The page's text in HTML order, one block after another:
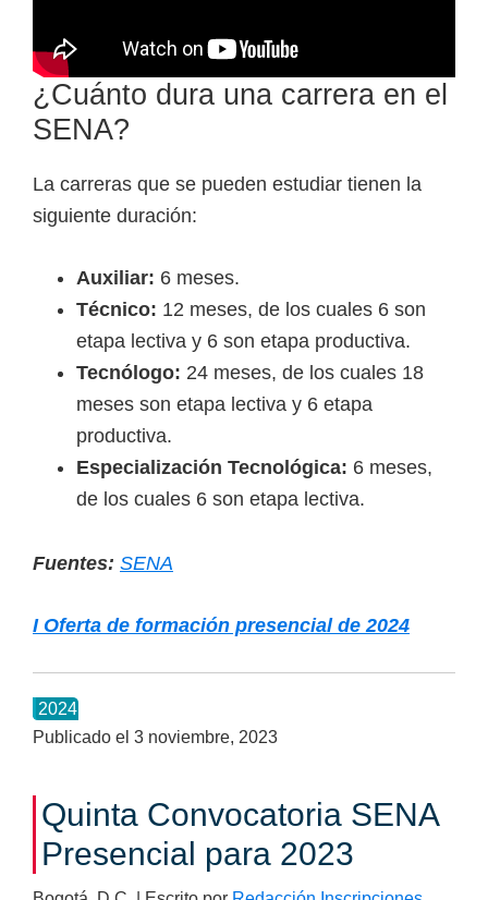
¿Cuánto dura una carrera en el
SENA?
La carreras que se pueden estudiar tienen la
siguiente duración:
Auxiliar: 6 meses.
Técnico: 12 meses, de los cuales 6 son
etapa lectiva y 6 son etapa productiva.
Tecnólogo: 24 meses, de los cuales 18
meses son etapa lectiva y 6 etapa
productiva.
Especialización Tecnológica: 6 meses,
de los cuales 6 son etapa lectiva.
Fuentes: SENA
I Oferta de formación presencial de 2024
2024
Publicado el 3 noviembre, 2023
Quinta Convocatoria SENA
Presencial para 2023